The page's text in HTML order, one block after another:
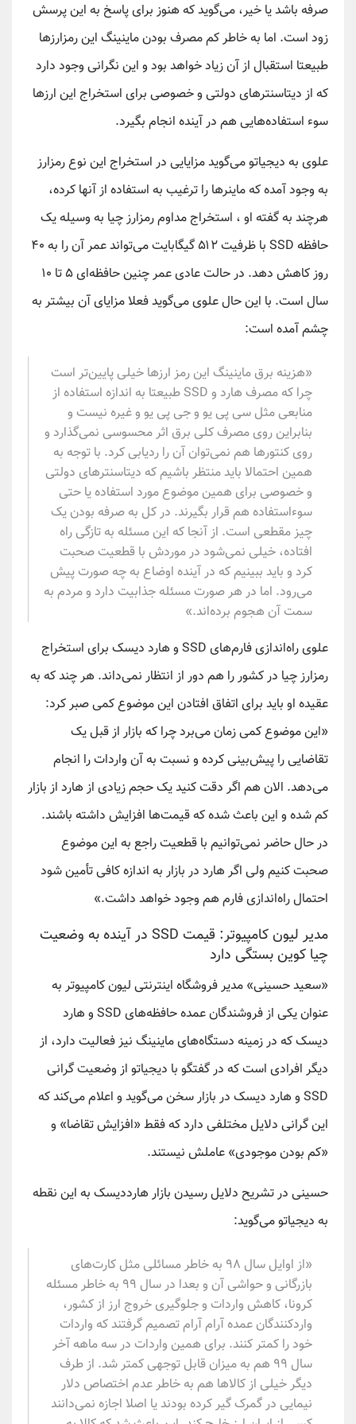
صرفه باشد یا خیر، می‌گوید که هنوز برای پاسخ به این پرسش
زود است. اما به خاطر کم مصرف بودن ماینینگ این رمزارزها
طبیعتا استقبال از آن زیاد خواهد بود و این نگرانی وجود دارد
که از دیتاسنترهای دولتی و خصوصی برای استخراج این ارزها
سوء استفاده‌هایی هم در آینده انجام بگیرد.
علوی به دیجیاتو می‌گوید مزایایی در استخراج این نوع رمزارز
به وجود آمده که ماینرها را ترغیب به استفاده از آنها کرده،
هرچند به گفته او ، استخراج مداوم رمزارز چیا به وسیله یک
حافظه SSD با ظرفیت ۵۱۲ گیگابایت می‌تواند عمر آن را به ۴۰
روز کاهش دهد. در حالت عادی عمر چنین حافظه‌ای ۵ تا ۱۰
سال است. با این حال علوی می‌گوید فعلا مزایای آن بیشتر به
چشم آمده است:
«هزینه برق ماینینگ این رمز ارزها خیلی پایین‌تر است
چرا که مصرف هارد و SSD طبیعتا به اندازه استفاده از
منابعی مثل سی پی یو و جی پی یو و غیره نیست و
بنابراین روی مصرف کلی برق اثر محسوسی نمی‌گذارد و
روی کنتورها هم نمی‌توان آن را ردیابی کرد. با توجه به
همین احتمالا باید منتظر باشیم که دیتاسنترهای دولتی
و خصوصی برای همین موضوع مورد استفاده یا حتی
سوءاستفاده هم قرار بگیرند. در کل به صرفه بودن یک
چیز مقطعی است. از آنجا که این مسئله به تازگی راه
افتاده، خیلی نمی‌شود در موردش با قطعیت صحبت
کرد و باید ببینیم که در آینده اوضاع به چه صورت پیش
می‌رود. اما در هر صورت مسئله جذابیت دارد و مردم به
سمت آن هجوم برده‌اند.»
علوی راه‌اندازی فارم‌های SSD و هارد دیسک برای استخراج
رمزارز چیا در کشور را هم دور از انتظار نمی‌داند. هر چند که به
عقیده او باید برای اتفاق افتادن این موضوع کمی صبر کرد:
«این موضوع کمی زمان می‌برد چرا که بازار از قبل یک
تقاضایی را پیش‌بینی کرده و نسبت به آن واردات را انجام
می‌دهد. الان هم اگر دقت کنید یک حجم زیادی از هارد از بازار
کم شده و این باعث شده که قیمت‌ها افزایش داشته باشند.
در حال حاضر نمی‌توانیم با قطعیت راجع به این موضوع
صحبت کنیم ولی اگر هارد در بازار به اندازه کافی تأمین شود
احتمال راه‌اندازی فارم‌ هم وجود خواهد داشت.»
مدیر لیون کامپیوتر: قیمت SSD در آینده به وضعیت
چیا کوین بستگی دارد
«سعید حسینی» مدیر فروشگاه اینترنتی لیون کامپیوتر به
عنوان یکی از فروشندگان عمده حافظه‌های SSD و هارد
دیسک که در زمینه دستگاه‌های ماینینگ نیز فعالیت دارد، از
دیگر افرادی است که در گفتگو با دیجیاتو از وضعیت گرانی
SSD و هارد دیسک در بازار سخن می‌گوید و اعلام می‌کند که
این گرانی دلایل مختلفی دارد که فقط «افزایش تقاضا» و
«کم بودن موجودی» عاملش نیستند.
حسینی در تشریح دلایل رسیدن بازار هارددیسک به این نقطه
به دیجیاتو می‌گوید:
«از اوایل سال ۹۸ به خاطر مسائلی مثل کارت‌های
بازرگانی و حواشی آن و بعدا در سال ۹۹ به خاطر مسئله
کرونا، کاهش واردات و جلوگیری خروج ارز از کشور،
واردکنندگان عمده آرام آرام تصمیم گرفتند که واردات
خود را کمتر کنند. برای همین واردات در سه ماهه آخر
سال ۹۹ هم به میزان قابل توجهی کمتر شد. از طرف
دیگر خیلی از کالاها هم به خاطر عدم اختصاص دلار
نیمایی در گمرک گیر کرده بودند یا اصلا اجازه نمی‌دانند